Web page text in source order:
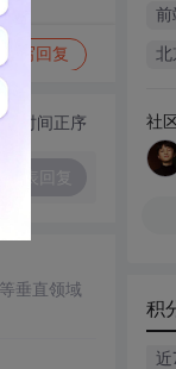
写回复
时间正序
垂直领域
前
北
社
积
近